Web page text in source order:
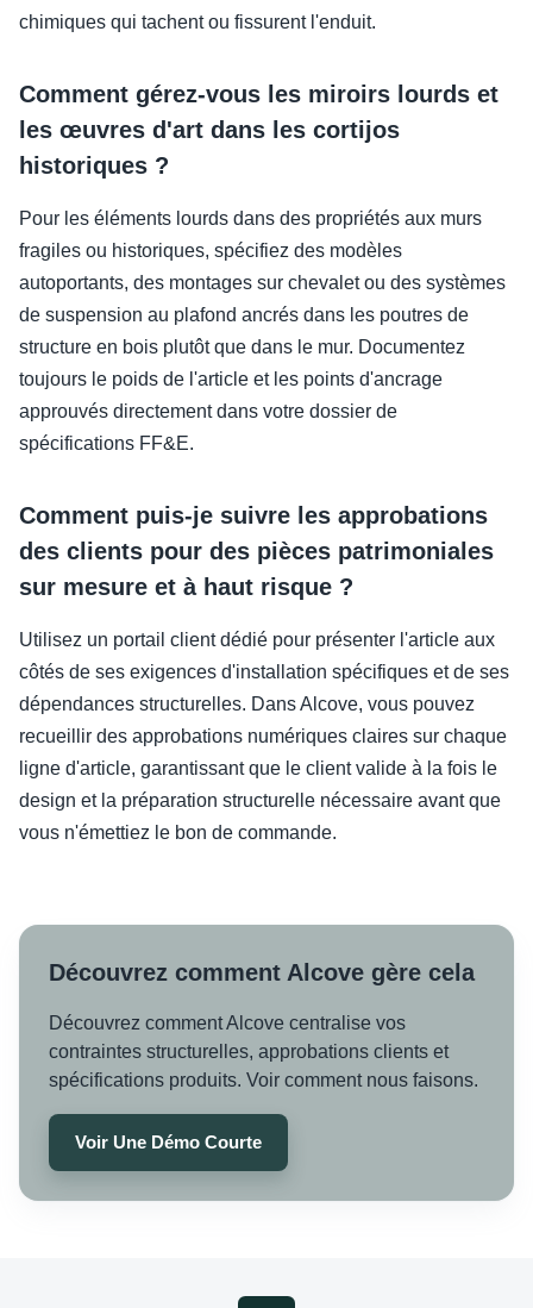
chimiques qui tachent ou fissurent l'enduit.
Comment gérez-vous les miroirs lourds et
les œuvres d'art dans les cortijos
historiques ?
Pour les éléments lourds dans des propriétés aux murs
fragiles ou historiques, spécifiez des modèles
autoportants, des montages sur chevalet ou des systèmes
de suspension au plafond ancrés dans les poutres de
structure en bois plutôt que dans le mur. Documentez
toujours le poids de l'article et les points d'ancrage
approuvés directement dans votre dossier de
spécifications FF&E.
Comment puis-je suivre les approbations
des clients pour des pièces patrimoniales
sur mesure et à haut risque ?
Utilisez un portail client dédié pour présenter l'article aux
côtés de ses exigences d'installation spécifiques et de ses
dépendances structurelles. Dans Alcove, vous pouvez
recueillir des approbations numériques claires sur chaque
ligne d'article, garantissant que le client valide à la fois le
design et la préparation structurelle nécessaire avant que
vous n'émettiez le bon de commande.
Découvrez comment Alcove gère cela
Découvrez comment Alcove centralise vos
contraintes structurelles, approbations clients et
spécifications produits. Voir comment nous faisons.
Voir Une Démo Courte